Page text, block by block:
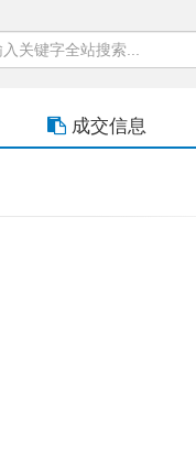
成交信息